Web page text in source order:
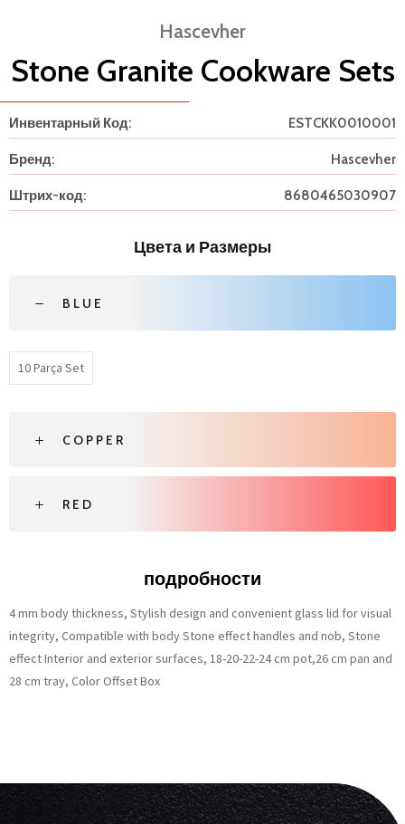
Hascevher
Stone Granite Cookware Sets
Инвентарный Код: ESTCKK0010001
Бренд: Hascevher
Штрих-код: 8680465030907
Цвета и Размеры
BLUE
10 Parça Set
COPPER
RED
подробности
4 mm body thickness, Stylish design and convenient glass lid for visual
integrity, Compatible with body Stone effect handles and nob, Stone
effect Interior and exterior surfaces, 18-20-22-24 cm pot,26 cm pan and
28 cm tray, Color Offset Box